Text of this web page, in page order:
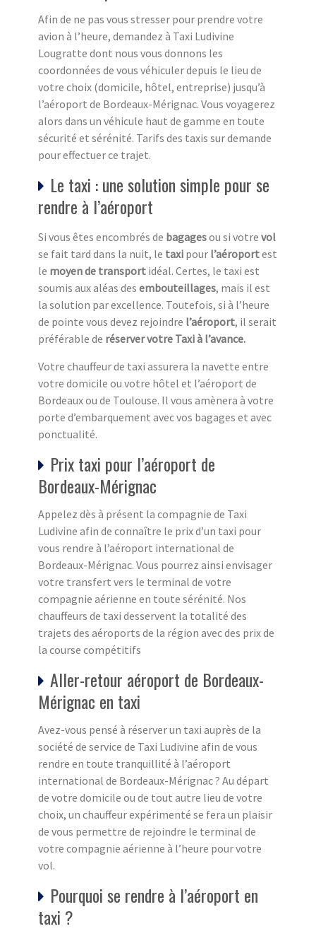
Afin de ne pas vous stresser pour prendre votre
avion à l’heure, demandez à Taxi Ludivine
Lougratte dont nous vous donnons les
coordonnées de vous véhiculer depuis le lieu de
votre choix (domicile, hôtel, entreprise) jusqu’à
l’aéroport de Bordeaux-Mérignac. Vous voyagerez
alors dans un véhicule haut de gamme en toute
sécurité et sérénité. Tarifs des taxis sur demande
pour effectuer ce trajet.
Le taxi : une solution simple pour se
rendre à l’aéroport
Si vous êtes encombrés de bagagesou si votre vol
se fait tard dans la nuit, le taxi pour l’aéroportest
le moyen de transport idéal. Certes, le taxi est
soumis aux aléas des embouteillages, mais il est
la solution par excellence. Toutefois, si à l’heure
de pointe vous devez rejoindre l’aéroport, il serait
préférable de réserver votre Taxi à l’avance.
Votre chauffeur de taxi assurera la navette entre
votre domicile ou votre hôtel et l’aéroport de
Bordeaux ou de Toulouse. Il vous amènera à votre
porte d’embarquement avec vos bagages et avec
ponctualité.
Prix taxi pour l’aéroport de
Bordeaux-Mérignac
Appelez dès à présent la compagnie de Taxi
Ludivine afin de connaître le prix d’un taxi pour
vous rendre à l’aéroport international de
Bordeaux-Mérignac. Vous pourrez ainsi envisager
votre transfert vers le terminal de votre
compagnie aérienne en toute sérénité. Nos
chauffeurs de taxi desservent la totalité des
trajets des aéroports de la région avec des prix de
la course compétitifs
Aller-retour aéroport de Bordeaux-
Mérignac en taxi
Avez-vous pensé à réserver un taxi auprès de la
société de service de Taxi Ludivine afin de vous
rendre en toute tranquillité à l’aéroport
international de Bordeaux-Mérignac ? Au départ
de votre domicile ou de tout autre lieu de votre
choix, un chauffeur expérimenté se fera un plaisir
de vous permettre de rejoindre le terminal de
votre compagnie aérienne à l’heure pour votre
vol.
Pourquoi se rendre à l’aéroport en
taxi ?